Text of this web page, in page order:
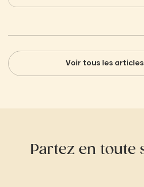
GR340, découvrez nos conseils
Village.
Voir tous les articles
Partez en toute